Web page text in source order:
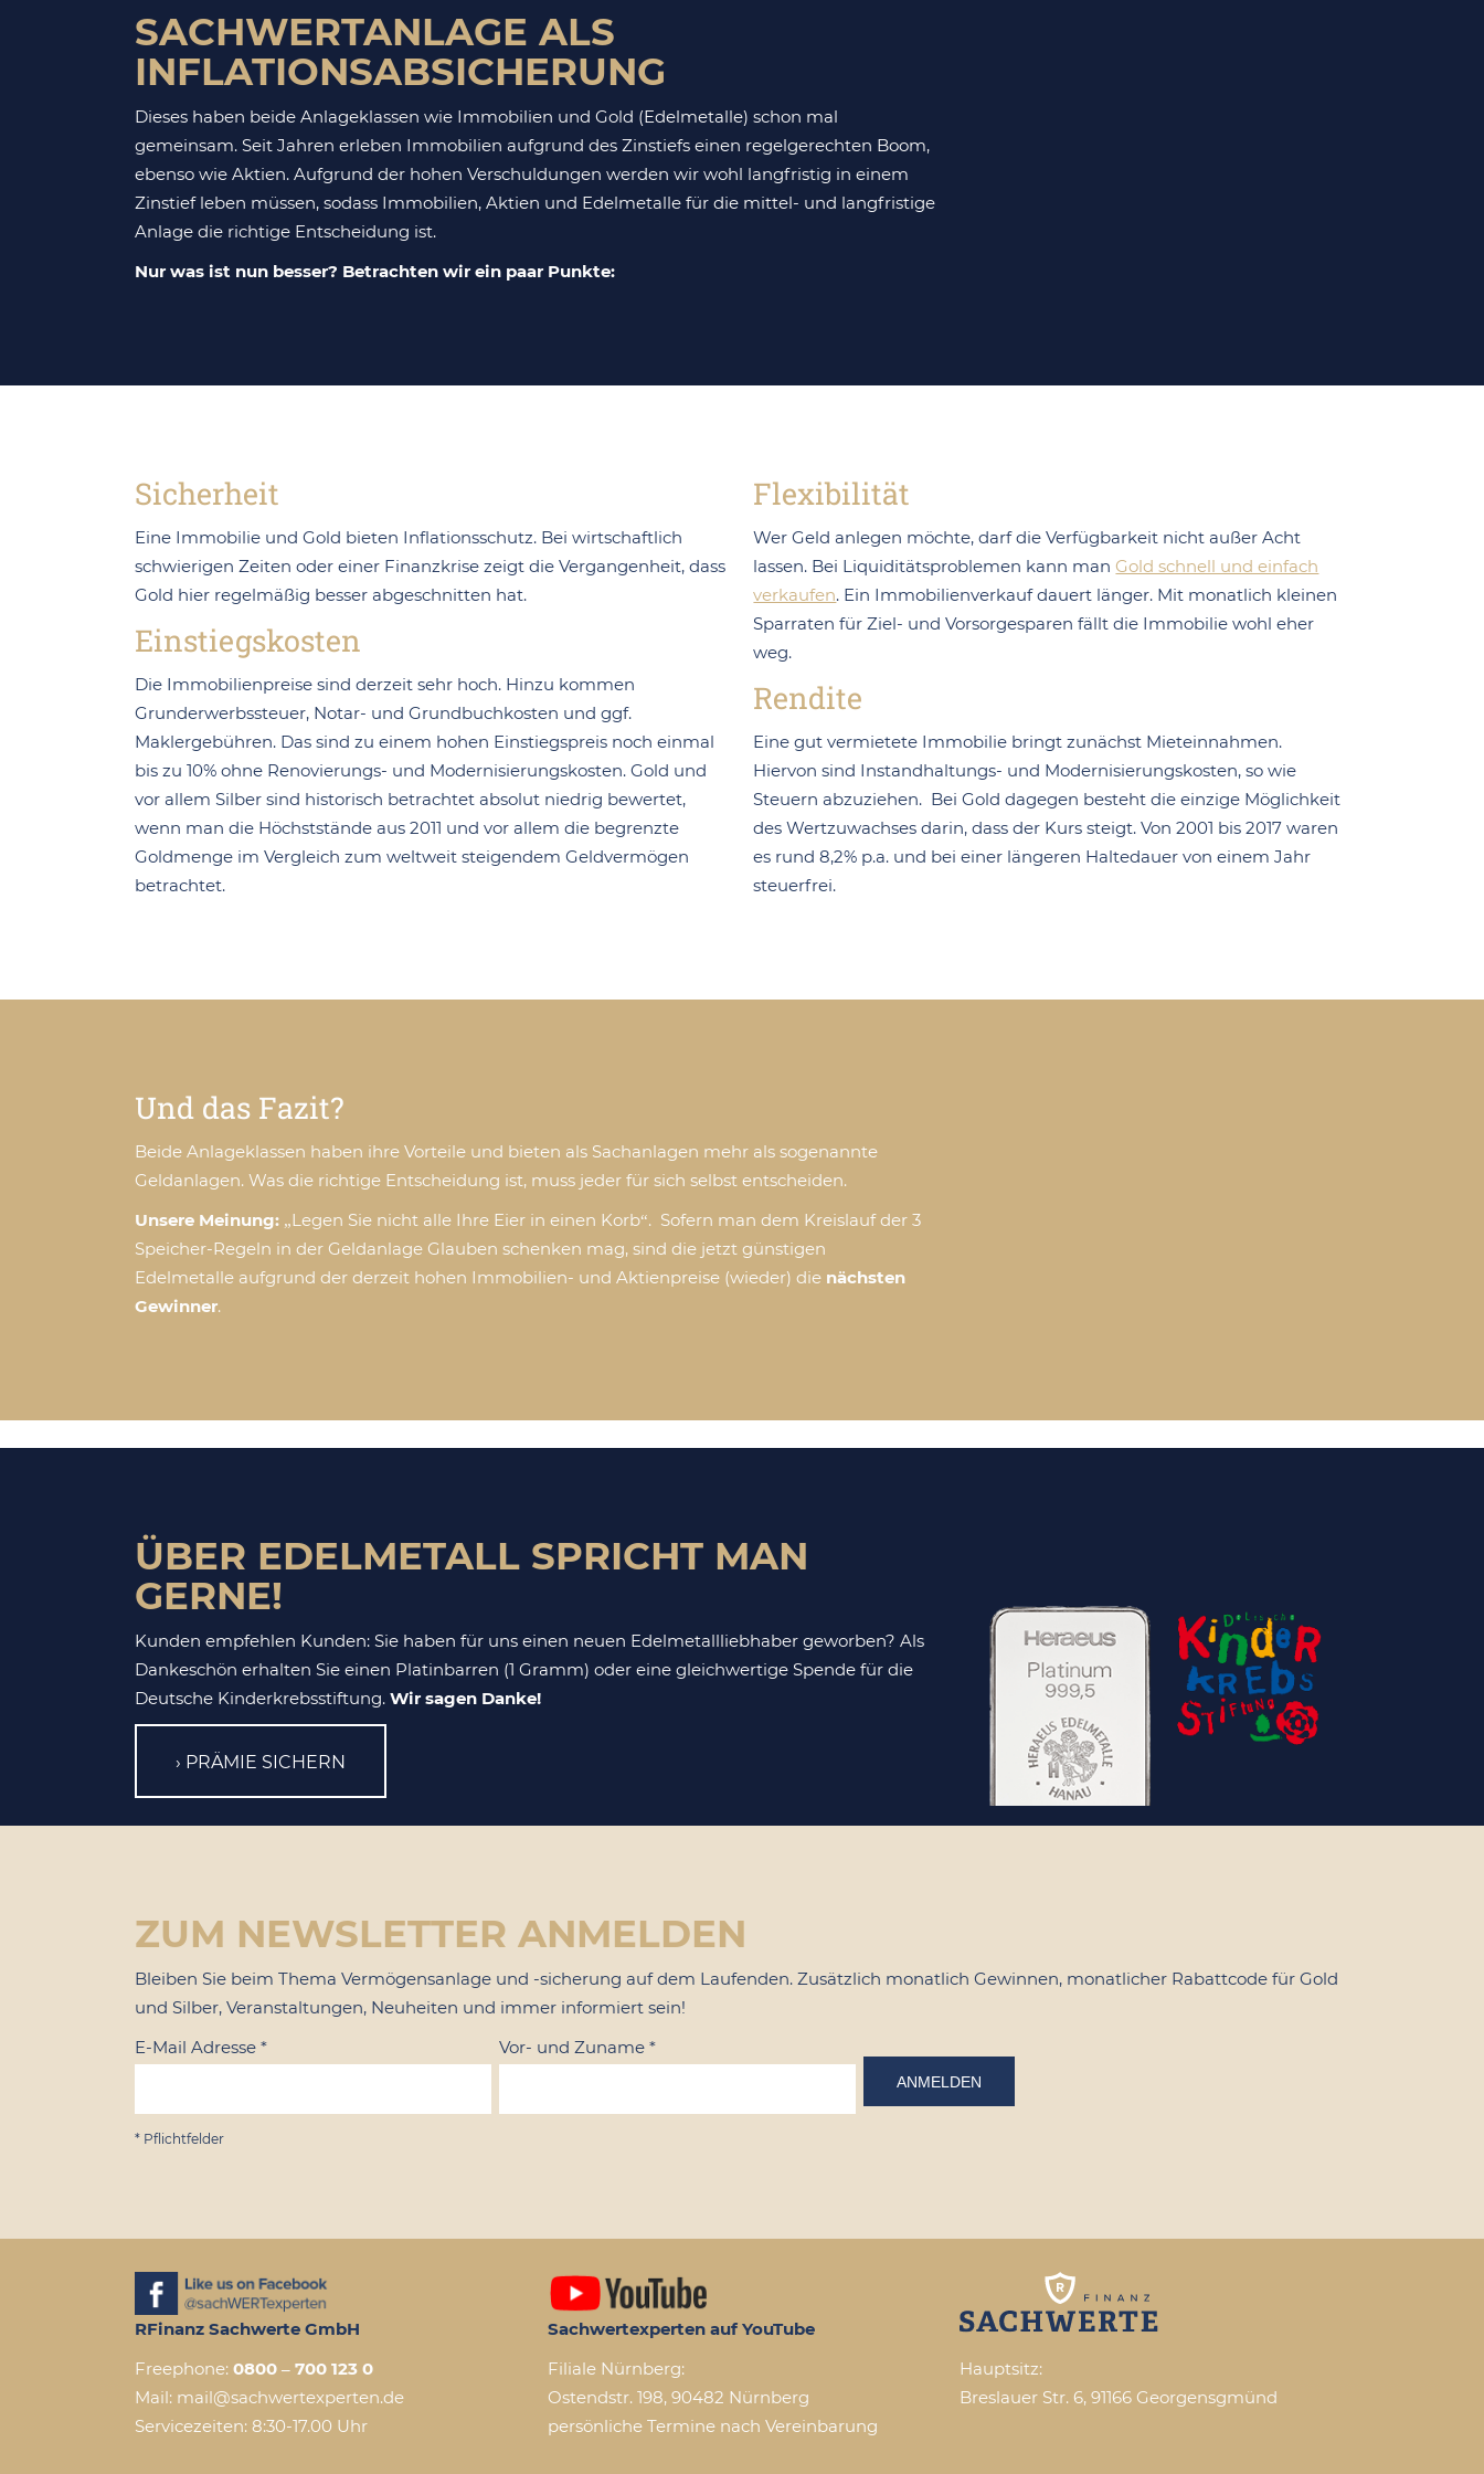
SACHWERTANLAGE ALS
INFLATIONSABSICHERUNG
Dieses haben beide Anlageklassen wie Immobilien und Gold (Edelmetalle) schon mal
gemeinsam. Seit Jahren erleben Immobilien aufgrund des Zinstiefs einen regelgerechten Boom,
ebenso wie Aktien. Aufgrund der hohen Verschuldungen werden wir wohl langfristig in einem
Zinstief leben müssen, sodass Immobilien, Aktien und Edelmetalle für die mittel- und langfristige
Anlage die richtige Entscheidung ist.
Nur was ist nun besser? Betrachten wir ein paar Punkte:
Sicherheit
Eine Immobilie und Gold bieten Inflationsschutz. Bei wirtschaftlich
schwierigen Zeiten oder einer Finanzkrise zeigt die Vergangenheit, dass
Gold hier regelmäßig besser abgeschnitten hat.
Einstiegskosten
Die Immobilienpreise sind derzeit sehr hoch. Hinzu kommen
Grunderwerbssteuer, Notar- und Grundbuchkosten und ggf.
Maklergebühren. Das sind zu einem hohen Einstiegspreis noch einmal
bis zu 10% ohne Renovierungs- und Modernisierungskosten. Gold und
vor allem Silber sind historisch betrachtet absolut niedrig bewertet,
wenn man die Höchststände aus 2011 und vor allem die begrenzte
Goldmenge im Vergleich zum weltweit steigendem Geldvermögen
betrachtet.
Flexibilität
Wer Geld anlegen möchte, darf die Verfügbarkeit nicht außer Acht
lassen. Bei Liquiditätsproblemen kann manGold schnell und einfach
verkaufen. Ein Immobilienverkauf dauert länger. Mit monatlich kleinen
Sparraten für Ziel- und Vorsorgesparen fällt die Immobilie wohl eher
weg.
Rendite
Eine gut vermietete Immobilie bringt zunächst Mieteinnahmen.
Hiervon sind Instandhaltungs- und Modernisierungskosten, so wie
Steuern abzuziehen. Bei Gold dagegen besteht die einzige Möglichkeit
des Wertzuwachses darin, dass der Kurs steigt. Von 2001 bis 2017 waren
es rund 8,2% p.a. und bei einer längeren Haltedauer von einem Jahr
steuerfrei.
Und das Fazit?
Beide Anlageklassen haben ihre Vorteile und bieten als Sachanlagen mehr als sogenannte
Geldanlagen. Was die richtige Entscheidung ist, muss jeder für sich selbst entscheiden.
Unsere Meinung: „Legen Sie nicht alle Ihre Eier in einen Korb“. Sofern man dem Kreislauf der 3
Speicher-Regeln in der Geldanlage Glauben schenken mag, sind die jetzt günstigen
Edelmetalle aufgrund der derzeit hohen Immobilien- und Aktienpreise (wieder) die nächsten
Gewinner.
ÜBER EDELMETALL SPRICHT MAN
GERNE!
Kunden empfehlen Kunden: Sie haben für uns einen neuen Edelmetallliebhaber geworben? Als
Dankeschön erhalten Sie einen Platinbarren (1 Gramm) oder eine gleichwertige Spende für die
Deutsche Kinderkrebsstiftung. Wir sagen Danke!
PRÄMIE SICHERN
ZUM NEWSLETTER ANMELDEN
Bleiben Sie beim Thema Vermögensanlage und -sicherung auf dem Laufenden. Zusätzlich monatlich Gewinnen, monatlicher Rabattcode für Gold
und Silber, Veranstaltungen, Neuheiten und immer informiert sein!
E-Mail Adresse * Vor- und Zuname *
* Pflichtfelder
RFinanz Sachwerte GmbH
Sachwertexperten auf YouTube
Freephone: 0800 – 700 123 0
Mail: mail@sachwertexperten.de
Servicezeiten: 8:30-17.00 Uhr
Filiale Nürnberg:
Ostendstr. 198, 90482 Nürnberg
persönliche Termine nach Vereinbarung
Hauptsitz:
Breslauer Str. 6, 91166 Georgensgmünd